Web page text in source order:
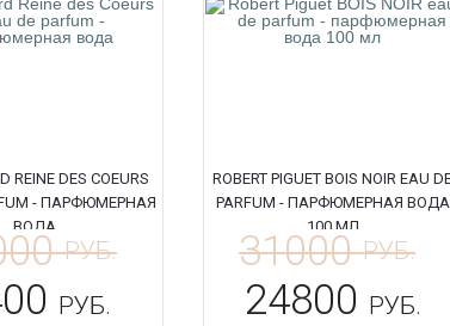
REINE DES COEURS
- ПАРФЮМЕРНАЯ
ВОДА
РУБ.
РУБ.
ROBERT PIGUET BOIS NOIR EAU
PARFUM - ПАРФЮМЕРНАЯ ВОДА
100 МЛ
31000РУБ.
24800 РУБ.